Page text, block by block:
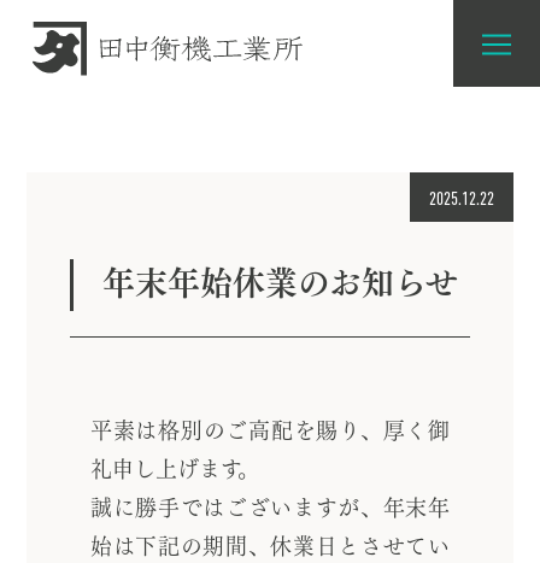
年末年始休業のお知らせ
2025.12.22
平素は格別のご高配を賜り、厚く御
礼申し上げます。
誠に勝手ではございますが、年末年
始は下記の期間、休業日とさせてい